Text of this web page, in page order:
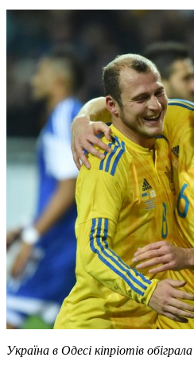
Україна в Одесі кіпріотів обіграла